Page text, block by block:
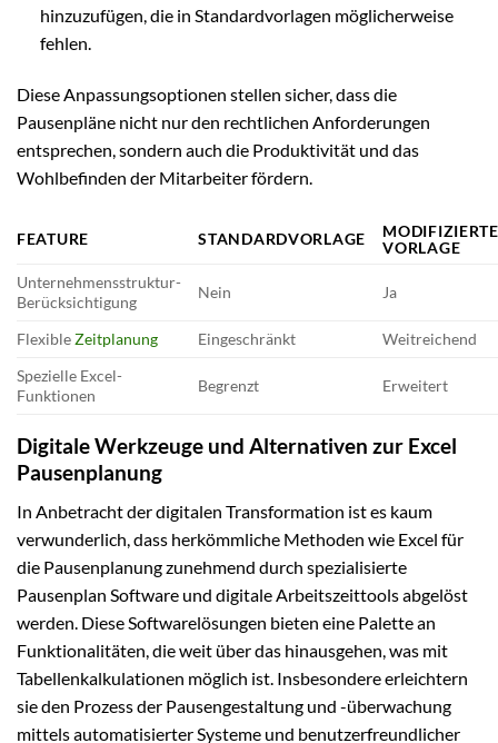
hinzuzufügen, die in Standardvorlagen möglicherweise
fehlen.
Diese Anpassungsoptionen stellen sicher, dass die
Pausenpläne nicht nur den rechtlichen Anforderungen
entsprechen, sondern auch die Produktivität und das
Wohlbefinden der Mitarbeiter fördern.
FEATURE STANDARDVORLAGE
MODIFIZIERTE
VORLAGE
Unternehmensstruktur-
Berücksichtigung
Nein Ja
FlexibleZeitplanung Eingeschränkt
Weitreichend
Spezielle Excel-
Funktionen
Begrenzt Erweitert
Digitale Werkzeuge und Alternativen zur Excel
Pausenplanung
In Anbetracht der digitalen Transformation ist es kaum
verwunderlich, dass herkömmliche Methoden wie Excel für
die Pausenplanung zunehmend durch spezialisierte
Pausenplan Software und digitale Arbeitszeittools abgelöst
werden. Diese Softwarelösungen bieten eine Palette an
Funktionalitäten, die weit über das hinausgehen, was mit
Tabellenkalkulationen möglich ist. Insbesondere erleichtern
sie den Prozess der Pausengestaltung und -überwachung
mittels automatisierter Systeme und benutzerfreundlicher